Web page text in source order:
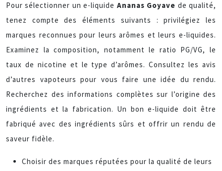
Pour sélectionner un e-liquide Ananas Goyave de qualité,
tenez compte des éléments suivants : privilégiez les
marques reconnues pour leurs arômes et leurs e-liquides.
Examinez la composition, notamment le ratio PG/VG, le
taux de nicotine et le type d’arômes. Consultez les avis
d’autres vapoteurs pour vous faire une idée du rendu.
Recherchez des informations complètes sur l’origine des
ingrédients et la fabrication. Un bon e-liquide doit être
fabriqué avec des ingrédients sûrs et offrir un rendu de
saveur fidèle.
Choisir des marques réputées pour la qualité de leurs